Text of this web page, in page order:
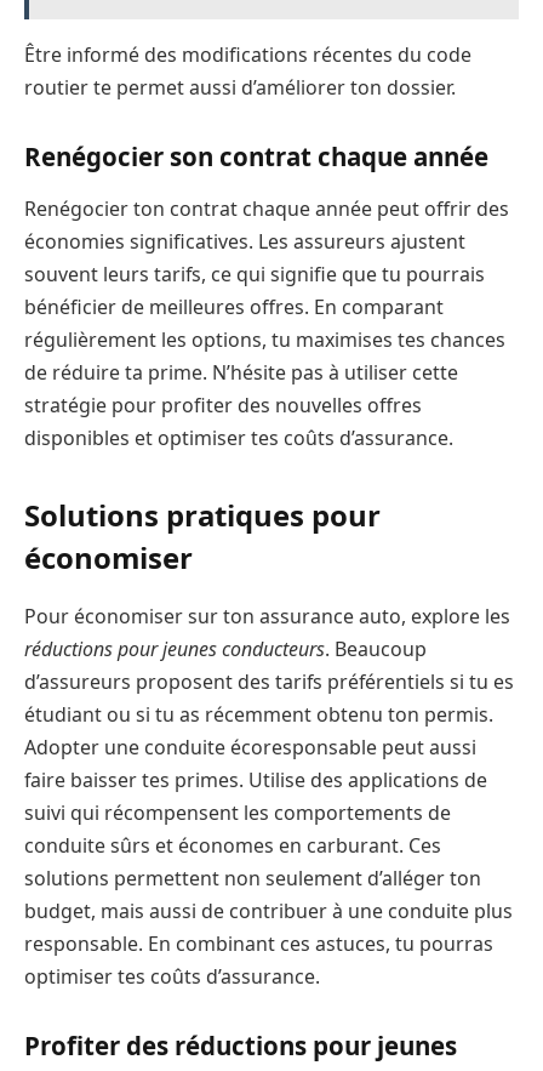
Être informé des modifications récentes du code
routier te permet aussi d’améliorer ton dossier.
Renégocier son contrat chaque année
Renégocier ton contrat chaque année peut offrir des
économies significatives. Les assureurs ajustent
souvent leurs tarifs, ce qui signifie que tu pourrais
bénéficier de meilleures offres. En comparant
régulièrement les options, tu maximises tes chances
de réduire ta prime. N’hésite pas à utiliser cette
stratégie pour profiter des nouvelles offres
disponibles et optimiser tes coûts d’assurance.
Solutions pratiques pour
économiser
Pour économiser sur ton assurance auto, explore les
réductions pour jeunes conducteurs. Beaucoup
d’assureurs proposent des tarifs préférentiels si tu es
étudiant ou si tu as récemment obtenu ton permis.
Adopter une conduite écoresponsable peut aussi
faire baisser tes primes. Utilise des applications de
suivi qui récompensent les comportements de
conduite sûrs et économes en carburant. Ces
solutions permettent non seulement d’alléger ton
budget, mais aussi de contribuer à une conduite plus
responsable. En combinant ces astuces, tu pourras
optimiser tes coûts d’assurance.
Profiter des réductions pour jeunes